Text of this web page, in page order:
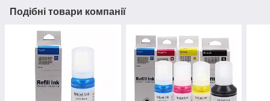
Подібні товари компанії